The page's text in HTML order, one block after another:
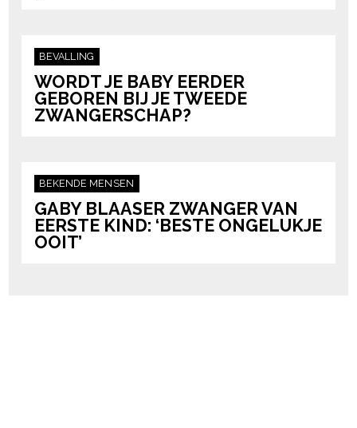
BEVALLING
WORDT JE BABY EERDER
GEBOREN BIJ JE TWEEDE
ZWANGERSCHAP?
BEKENDE MENSEN
GABY BLAASER ZWANGER VAN
EERSTE KIND: ‘BESTE ONGELUKJE
OOIT’